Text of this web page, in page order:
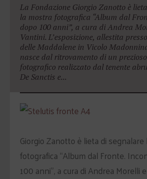
La Fondazione Giorgio Zanotto è
la mostra fotografica “Album dal
dopo 100 anni”, a cura di Andrea
Vantini. L’esposizione, allestita
delle Maddalene in Vicolo
nasce dal ritrovamento di un
fotografico realizzato dal tenente
De Sanctis e...
Giorgio Zanotto è lieta di
fotografica “Album dal Fronte.
100 anni”, a cura di Andrea Morelli